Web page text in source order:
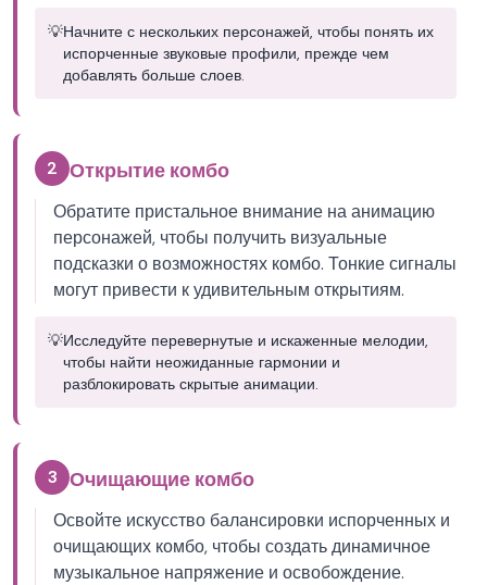
💡Начните с нескольких персонажей, чтобы понять их
испорченные звуковые профили, прежде чем
добавлять больше слоев.
2 Открытие комбо
Обратите пристальное внимание на анимацию
персонажей, чтобы получить визуальные
подсказки о возможностях комбо. Тонкие сигналы
могут привести к удивительным открытиям.
💡Исследуйте перевернутые и искаженные мелодии,
чтобы найти неожиданные гармонии и
разблокировать скрытые анимации.
3 Очищающие комбо
Освойте искусство балансировки испорченных и
очищающих комбо, чтобы создать динамичное
музыкальное напряжение и освобождение.